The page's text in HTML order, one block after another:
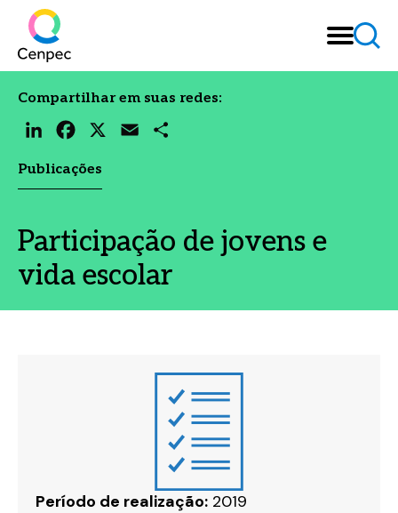
Publicações
Participação de jovens e
vida escolar
Compartilhar em suas redes:
LinkedIn
Facebook
Período de realização: 2019